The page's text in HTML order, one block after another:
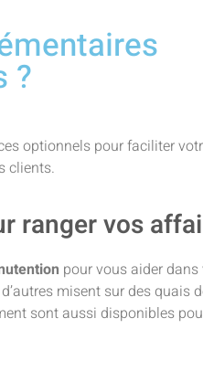
?
optionnels pour faciliter
clients.
ranger vos
pour vous aider dans
misent sur des quais
sont aussi disponibles